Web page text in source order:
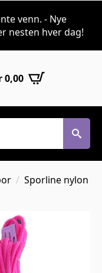
venn. - Nye
nesten hver dag!
0,00
Sporline nylon